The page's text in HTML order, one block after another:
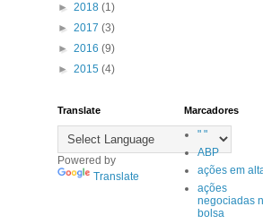
► 2018 (1)
► 2017 (3)
► 2016 (9)
► 2015 (4)
Translate
Powered by
Translate
Marcadores
" "
ABP
ações em
ações
negociadas
bolsa